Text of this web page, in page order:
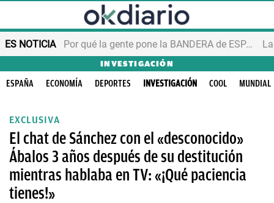
ES NOTICIA Por qué la gente pone la BANDERA de ESPAÑA en el balcón
INVESTIGACIÓN
ESPAÑA ECONOMÍA DEPORTES INVESTIGACIÓN COOL MUNDIAL
EXCLUSIVA
El chat de Sánchez con el «desconocido»
Ábalos 3 años después de su destitución
mientras hablaba en TV: «¡Qué paciencia
tienes!»